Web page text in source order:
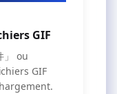
GIF
」 ou
GIF